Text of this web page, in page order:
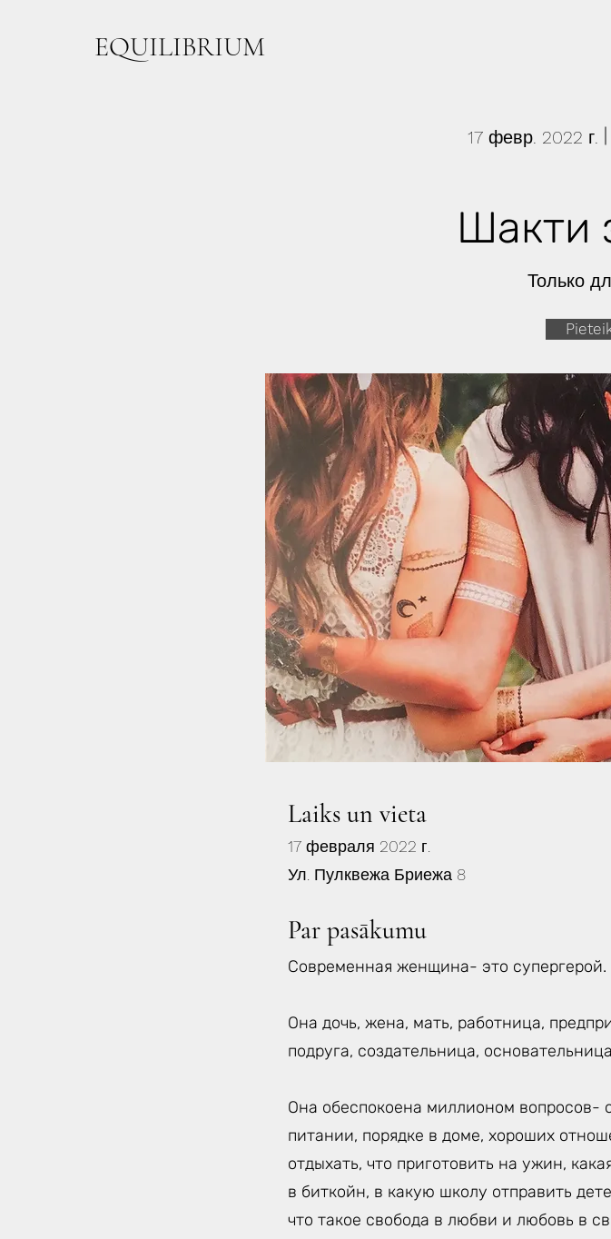
EQUILIBRIUM
17 февр. 2022 г.
Шакти
Только
Laiks un vieta
17 февраля 2022 г.
Ул. Пулквежа Бриежа 8
Par pasākumu
Современная женщина- это супергерой.
Она дочь, жена, мать, работница,
подруга, создательница,
Она обеспокоена миллионом вопросов-
питании, порядке в доме, хороших
отдыхать, что приготовить на ужин,
в биткойн, в какую школу отправить
что такое свобода в любви и любовь в